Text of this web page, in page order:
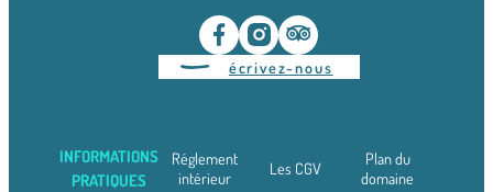
écrivez-nous
INFORMATIONS
PRATIQUES
Réglement
intérieur
Les CGV
Plan du
domaine